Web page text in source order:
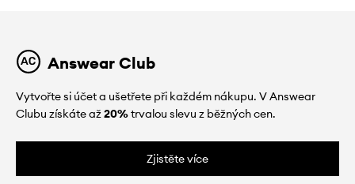
Answear Club
Vytvořte si účet a ušetřete při každém nákupu. V Answear
Clubu získáte až20%trvalou slevu z běžných cen.
Zjistěte více